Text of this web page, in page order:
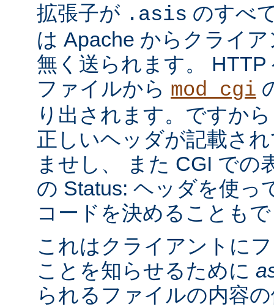
拡張子が .asis のすべ
は Apache からクライ
無く送られます。
ファイルから mod_cgi
り出されます。ですか
正しいヘッダが記載さ
ませし、 また CGI での
の Status: ヘッダを使っ
コードを決めることも
これはクライアントに
ことを知らせるために
られるファイルの内容